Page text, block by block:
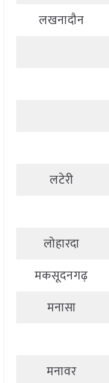
लखनादौन
लटेरी
लोहारदा
मकसूदनगढ़
मनासा
मनावर